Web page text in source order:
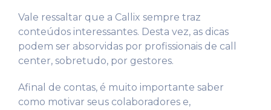
Vale ressaltar que a Callix sempre traz
conteúdos interessantes. Desta vez, as dicas
podem ser absorvidas por profissionais de call
center, sobretudo, por gestores.
Afinal de contas, é muito importante saber
como motivar seus colaboradores e,